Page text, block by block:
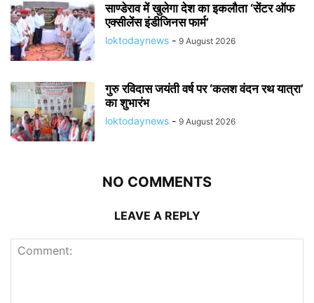
साण्डेराव में खुलेगा देश का इकलौता ‘सेंटर ऑफ
एक्सीलेंस इंडीजिनस फार्म’
loktodaynews - 9 August 2026
गुरु रविदास जयंती वर्ष पर ‘कलश वंदन रथ यात्रा’
का शुभारंभ
loktodaynews - 9 August 2026
NO COMMENTS
LEAVE A REPLY